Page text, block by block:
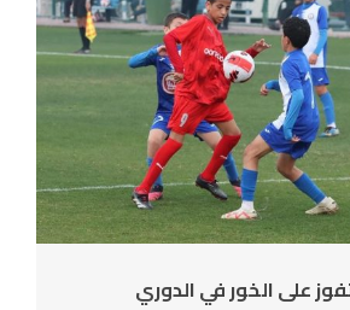
على الخور في الدوري